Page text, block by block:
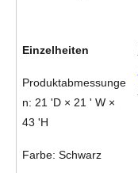
Einzelheiten
Produktabmessunge
n: 21 'D × 21 ' W ×
43 'H
Farbe: Schwarz